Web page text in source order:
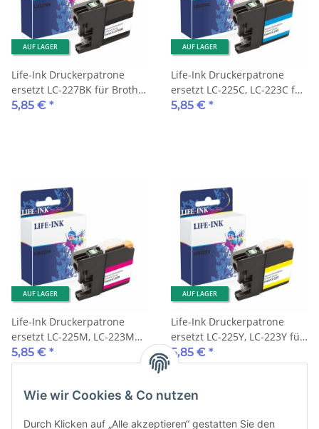
AUF LAGER
Life-Ink Druckerpatrone
ersetzt LC-227BK für Brother
Drucker black
5,85 € *
AUF LAGER
Life-Ink Druckerpatrone
ersetzt LC-225C, LC-223C für
Brother Drucker cyan
5,85 € *
AUF LAGER
Life-Ink Druckerpatrone
ersetzt LC-225M, LC-223M
für Brother Drucker
magenta
5,85 € *
AUF LAGER
Life-Ink Druckerpatrone
ersetzt LC-225Y, LC-223Y für
Brother Drucker gelb
5,85 € *
Wie wir Cookies & Co nutzen
Durch Klicken auf „Alle akzeptieren“ gestatten Sie den